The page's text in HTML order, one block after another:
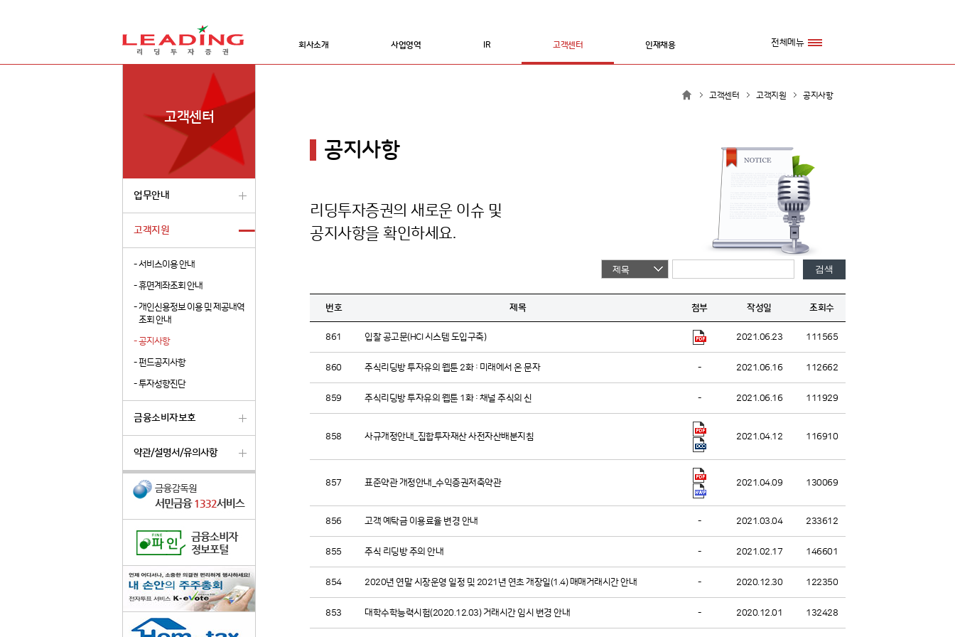
회사소개 사업영역 IR 고객센터 인재채용 전체메뉴
고객센터 고객지원 공지사항
고객센터
업무안내
고객지원
-서비스이용 안내
-휴면계좌조회 안내
-개인신용정보 이용 및 제공내역
조회 안내
-공지사항
-펀드공지사항
-투자성향진단
금융소비자보호
약관/설명서/유의사항
공지사항
리딩투자증권의 새로운 이슈 및
공지사항을 확인하세요.
검색
번호 제목 첨부 작성일 조회수
861 입찰 공고문(HCI 시스템 도입구축) 2021.06.23 111565
860 주식리딩방 투자유의 웹툰 2화 : 미래에서 온 문자 - 2021.06.16 112662
859 주식리딩방 투자유의 웹툰 1화 : 채널 주식의 신 - 2021.06.16 111929
858 사규개정안내_집합투자재산 사전자산배분지침 2021.04.12 116910
857 표준약관 개정안내_수익증권저축약관 2021.04.09 130069
856 고객 예탁금 이용료율 변경 안내 - 2021.03.04 233612
855 주식 리딩방 주의 안내 - 2021.02.17 146601
854 2020년 연말 시장운영 일정 및 2021년 연초 개장일(1.4) 매매거래시간 안내 - 2020.12.30 122350
853 대학수학능력시험(2020.12.03) 거래시간 임시 변경 안내 - 2020.12.01 132428